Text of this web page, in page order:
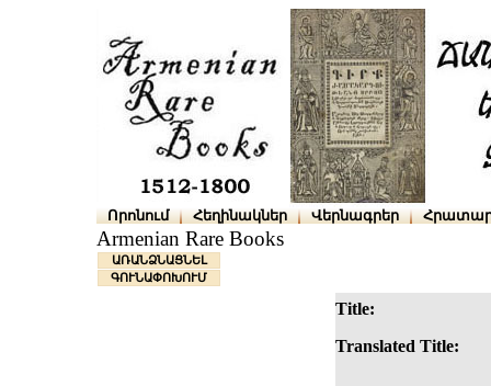
Որոնում Հեղինակներ Վերնագրեր
Armenian Rare Books
ԱՌԱՆՁՆԱՑՆԵԼ
ԳՈՒՆԱՓՈԽՈՒՄ
Title:
Translated Title: